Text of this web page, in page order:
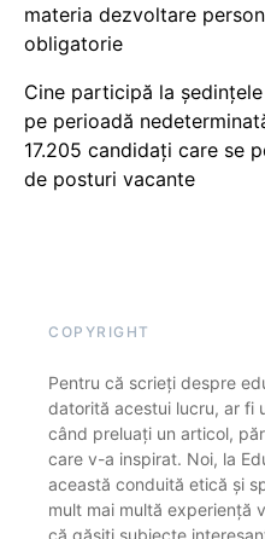
materia dezvoltare
obligatorie
Cine participă la
pe perioadă
17.205 candidați care se
de posturi vacante
COPYRIGHT
Pentru că scrieți despre
datorită acestui lucru, ar fi
când preluați un articol,
care v-a inspirat. Noi, la
această conduită etică și
mult mai multă experiență